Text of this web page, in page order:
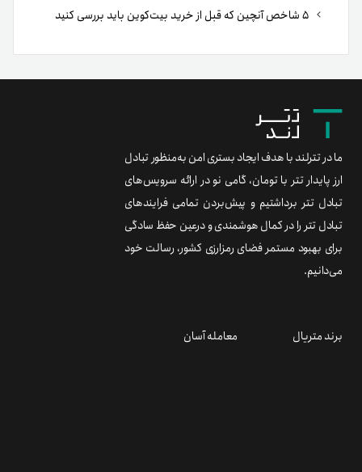
ما در تترلند با هدف ایجاد بستری امن به‌منظور تبادل
ارز پایدار تتر با تومان، گامی نو در ارائه سرویس‌های
تبادل تتر برداشتیم و پیش‌بردن تمامی فرایندهای
تبادل تتر را در کمال هوشمندی و درعین حفظ سادگی
برای بهبود مستمر فضای رمزارزی کشور، رسالت خود
می‌دانیم.
برند متریال معامله آسان